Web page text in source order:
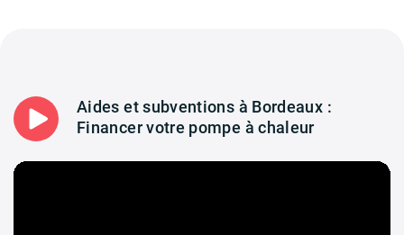
Aides et subventions à Bordeaux :
Financer votre pompe à chaleur